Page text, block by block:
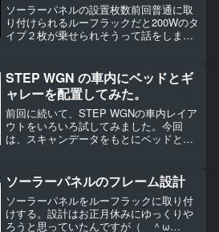
ソーラーパネルの設置枚数前回普通に取
り付けられるルーフラックだと200Wのタ
イプ２枚が乗せられそうって話をしまし
です。これだと定格の発電量があって
も-200ｗの消費...
STEP WGN の車内にベッドとギ
ャレーを配置してみた。
前回に続いて、STEP WGNの車内レイア
ウトをいろいろ試してみました。今回
は、スキャンデータをもとにベッドとギ
省…まずはスキャンしたデータの原点を
決めて、水平・垂直・傾...
ソーラーパネルのフレーム設計
ソーラーパネルをルーフラックに取り付
けする。設計はお正月休みにゆっくりや
ろうと思っていたんですが（ ＾ω